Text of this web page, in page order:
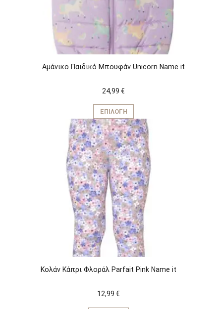
Αμάνικο Παιδικό Μπουφάν Unicorn Name it
24,99 €
ΕΠΙΛΟΓΉ
Αυτό
προϊόν
έχει
πολλαπλές
παραλλαγές.
Οι
επιλογές
μπορούν
να
επιλεγούν
στη
σελίδα
του
προϊόντος
Κολάν Κάπρι Φλοράλ Parfait Pink Name it
12,99 €
Αυτό